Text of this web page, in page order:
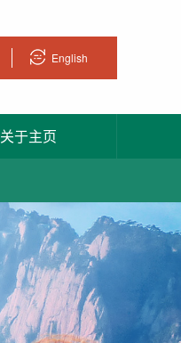
English
关于主页